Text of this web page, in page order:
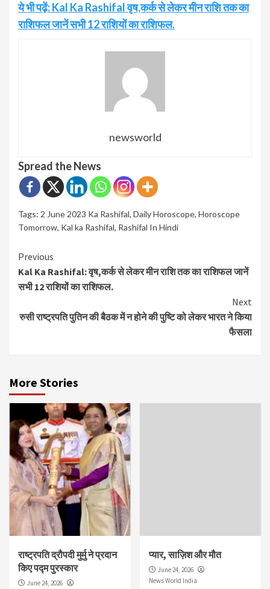
ये भी पढ़ें: Kal Ka Rashifal वृष,कर्क से लेकर मीन राशि तक का
राशिफल जानें सभी 12 राशियों का राशिफल.
newsworld
Spread the News
Tags: 2 June 2023 Ka Rashifal, Daily Horoscope, Horoscope
Tomorrow, Kal ka Rashifal, Rashifal In Hindi
Continue
Reading
Previous
Kal Ka Rashifal: वृष,कर्क से लेकर मीन राशि तक का राशिफल जानें
सभी 12 राशियों का राशिफल.
Next
रुसी राष्ट्रपति पुतिन की बैठक में न होने की पुष्टि को लेकर भारत ने किया
फैसला
More Stories
राष्ट्रपति द्रौपदी मुर्मु ने प्रदान
किए पद्म पुरस्कार
June 24, 2026
प्यार, साज़िश और मौत
June 24, 2026
News World India